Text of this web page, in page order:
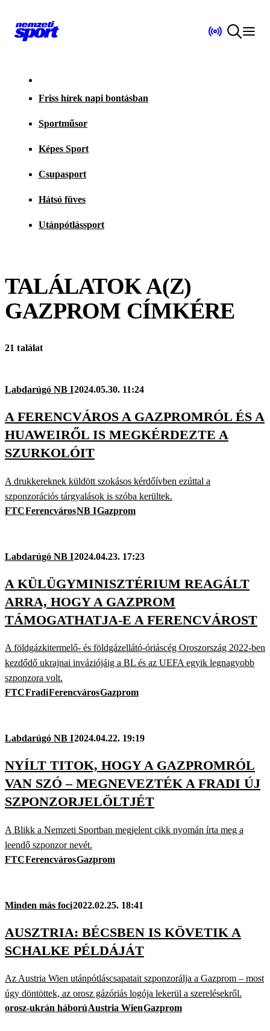
Friss hírek napi bontásban
Sportműsor
Képes Sport
Csupasport
Hátsó füves
Utánpótlássport
TALÁLATOK A(Z)
GAZPROM CÍMKÉRE
21 találat
Labdarúgó NB I2024.05.30. 11:24
A FERENCVÁROS A GAZPROMRÓL ÉS A
HUAWEIRŐL IS MEGKÉRDEZTE A
SZURKOLÓIT
A drukkereknek küldött szokásos kérdőívben ezúttal a
szponzorációs tárgyalások is szóba kerültek.
FTCFerencvárosNB IGazprom
Labdarúgó NB I2024.04.23. 17:23
A KÜLÜGYMINISZTÉRIUM REAGÁLT
ARRA, HOGY A GAZPROM
TÁMOGATHATJA-E A FERENCVÁROST
A földgázkitermelő- és földgázellátó-óriáscég Oroszország 2022-ben
kezdődő ukrajnai inváziójáig a BL és az UEFA egyik legnagyobb
szponzora volt.
FTCFradiFerencvárosGazprom
Labdarúgó NB I2024.04.22. 19:19
NYÍLT TITOK, HOGY A GAZPROMRÓL
VAN SZÓ – MEGNEVEZTÉK A FRADI ÚJ
SZPONZORJELÖLTJÉT
A Blikk a Nemzeti Sportban megjelent cikk nyomán írta meg a
leendő szponzor nevét.
FTCFerencvárosGazprom
Minden más foci2022.02.25. 18:41
AUSZTRIA: BÉCSBEN IS KÖVETIK A
SCHALKE PÉLDÁJÁT
Az Austria Wien utánpótláscsapatait szponzorálja a Gazprom – most
úgy döntöttek, az orosz gázóriás logója lekerül a szerelésekről.
orosz-ukrán háborúAustria WienGazprom